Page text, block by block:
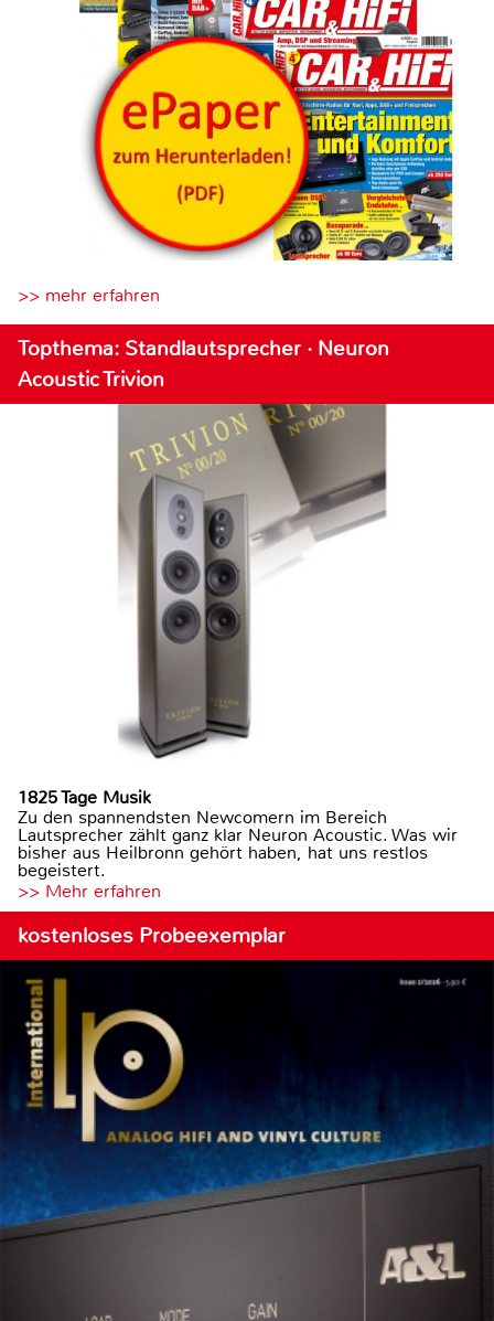
>> mehr erfahren
Topthema: Standlautsprecher · Neuron
Acoustic Trivion
1825 Tage Musik
Zu den spannendsten Newcomern im Bereich
Lautsprecher zählt ganz klar Neuron Acoustic. Was wir
bisher aus Heilbronn gehört haben, hat uns restlos
begeistert.
>> Mehr erfahren
kostenloses Probeexemplar